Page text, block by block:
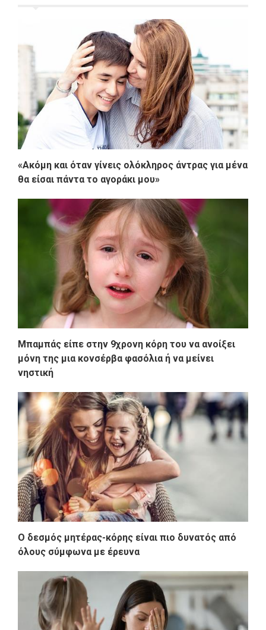
«Ακόμη και όταν γίνεις ολόκληρος άντρας για μένα
θα είσαι πάντα το αγοράκι μου»
Μπαμπάς είπε στην 9χρονη κόρη του να ανοίξει
μόνη της μια κονσέρβα φασόλια ή να μείνει
νηστική
Ο δεσμός μητέρας-κόρης είναι πιο δυνατός από
όλους σύμφωνα με έρευνα